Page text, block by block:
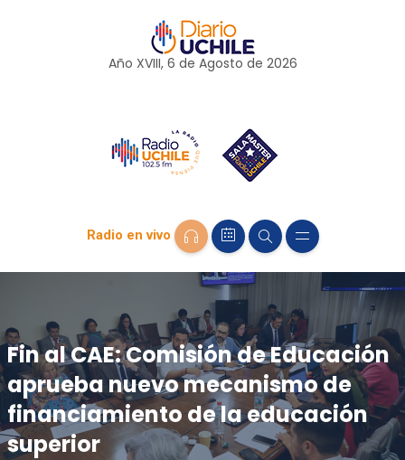
Año XVIII, 6 de Agosto de 2026
Radio en vivo
Fin al CAE: Comisión de Educación
aprueba nuevo mecanismo de
financiamiento de la educación
superior